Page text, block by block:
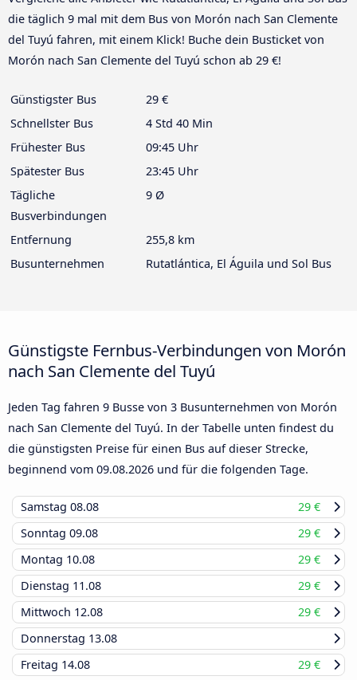
die täglich 9 mal mit dem Bus von Morón nach San Clemente
del Tuyú fahren, mit einem Klick! Buche dein Busticket von
Morón nach San Clemente del Tuyú schon ab 29 €!
Günstigster Bus
29 €
Schnellster Bus
4 Std 40 Min
Frühester Bus
09:45 Uhr
Spätester Bus
23:45 Uhr
Tägliche
Busverbindungen
9 Ø
Entfernung
255,8 km
Busunternehmen
Rutatlántica, El Águila und Sol Bus
Günstigste Fernbus-Verbindungen von Morón
nach San Clemente del Tuyú
Jeden Tag fahren 9 Busse von 3 Busunternehmen von Morón
nach San Clemente del Tuyú. In der Tabelle unten findest du
die günstigsten Preise für einen Bus auf dieser Strecke,
beginnend vom 09.08.2026 und für die folgenden Tage.
Samstag 08.08
29 €
Sonntag 09.08
29 €
Montag 10.08
29 €
Dienstag 11.08
29 €
Mittwoch 12.08
29 €
Donnerstag 13.08
Freitag 14.08 29 €